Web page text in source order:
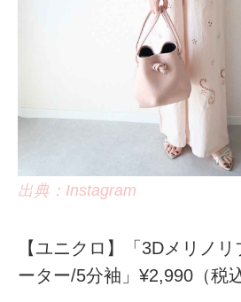
出典：Instagram
【ユニクロ】「3Dメリノ
ーター/5分袖」¥2,990（税込